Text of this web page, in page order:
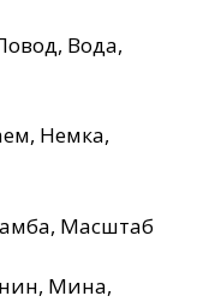
Вода,
Немка,
Масштаб
Мина,